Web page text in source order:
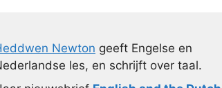
Newton geeft Engelse en
les, en schrijft over taal.